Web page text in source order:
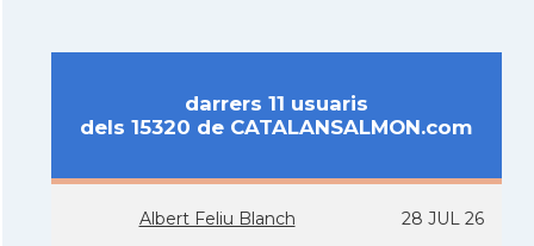
darrers 11 usuaris
dels 15320 de CATALANSALMON.com
Albert Feliu Blanch 28 JUL 26